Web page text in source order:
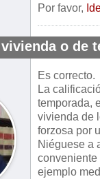
Por favor,
o de
Es correcto.
La
temporada,
vivienda de
forzosa por
Niéguese a
conveniente
ejemplo